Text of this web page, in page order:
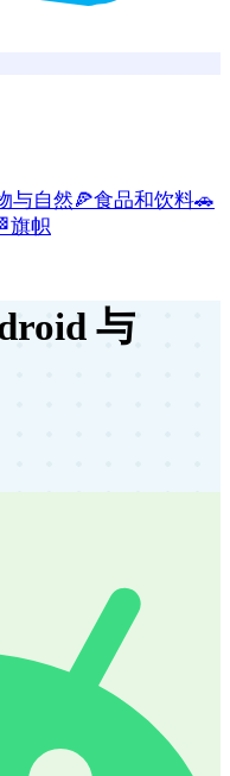
与自然🍕食品和饮料🚗
旗帜
与